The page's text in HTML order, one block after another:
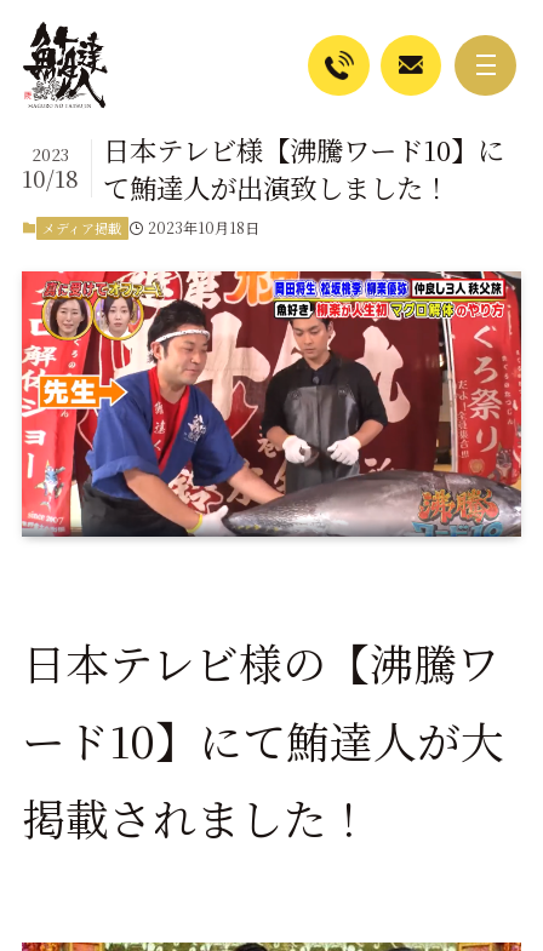
日本テレビ様【沸騰ワード10】に
て鮪達人が出演致しました！
2023
10/18
メディア掲載 2023年10月18日
日本テレビ様の【沸騰ワ
ード10】にて鮪達人が大
掲載されました！